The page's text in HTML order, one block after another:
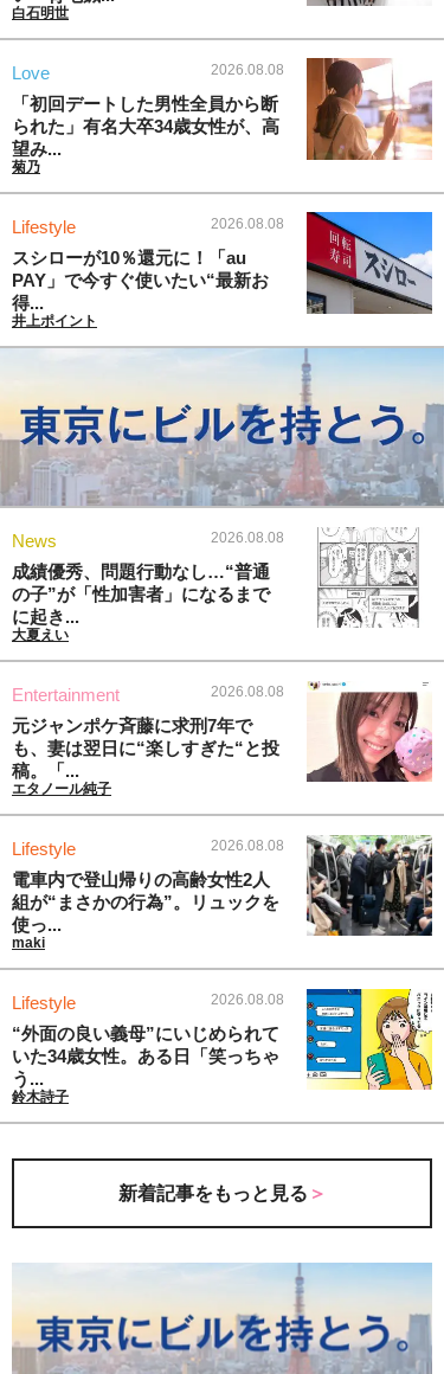
白石明世
Love 2026.08.08
「初回デートした男性全員から断
られた」有名大卒34歳女性が、高
望み...
菊乃
Lifestyle 2026.08.08
スシローが10％還元に！「au
PAY」で今すぐ使いたい“最新お
得...
井上ポイント
News 2026.08.08
成績優秀、問題行動なし…“普通
の子”が「性加害者」になるまで
に起き...
大夏えい
Entertainment 2026.08.08
元ジャンポケ斉藤に求刑7年で
も、妻は翌日に“楽しすぎた“と投
稿。「...
エタノール純子
Lifestyle 2026.08.08
電車内で登山帰りの高齢女性2人
組が“まさかの行為”。リュックを
使っ...
maki
Lifestyle 2026.08.08
“外面の良い義母”にいじめられて
いた34歳女性。ある日「笑っちゃ
う...
鈴木詩子
新着記事をもっと見る